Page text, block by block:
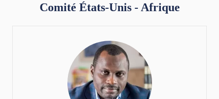
Comité États-Unis - Afrique